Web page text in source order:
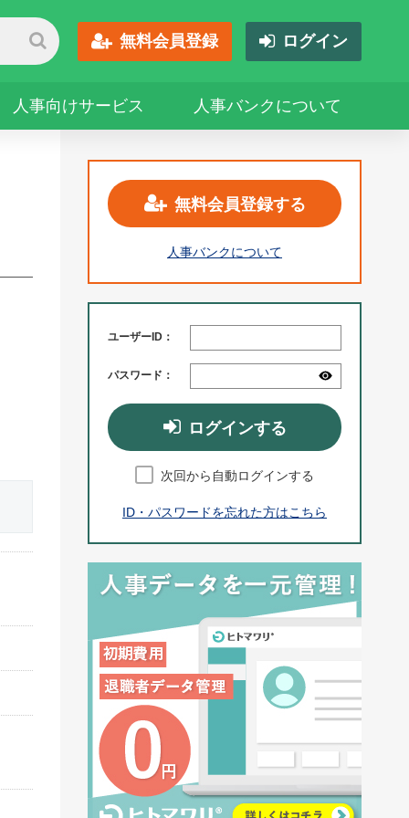
無料会員登録 ログイン
人事向けサービス 人事バンクについて
無料会員登録する
人事バンクについて
ユーザーID：
パスワード：
ログインする
次回から自動ログインする
ID・パスワードを忘れた方はこちら